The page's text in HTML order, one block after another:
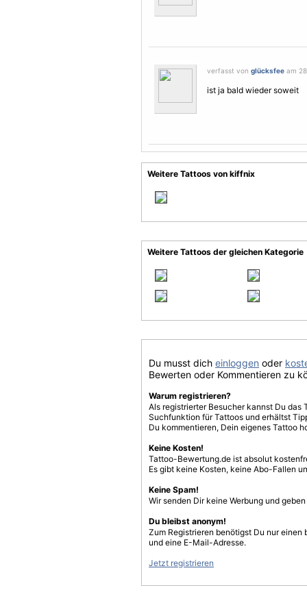
verfasst von glücksfee am
ist ja bald wieder soweit
Weitere Tattoos von kiffnix
Weitere Tattoos der gleichen Kategorie
Du musst dich einloggen oder
Bewerten oder Kommentieren zu
Warum registrieren?
Als registrierter Besucher kannst Du
Suchfunktion für Tattoos und erhältst
Du kommentieren, Dein eigenes Tattoo
Keine Kosten!
Tattoo-Bewertung.de ist absolut
Es gibt keine Kosten, keine Abo-Fallen
Keine Spam!
Wir senden Dir keine Werbung und
Du bleibst anonym!
Zum Registrieren benötigst Du nur einen
und eine E-Mail-Adresse.
Jetzt registrieren